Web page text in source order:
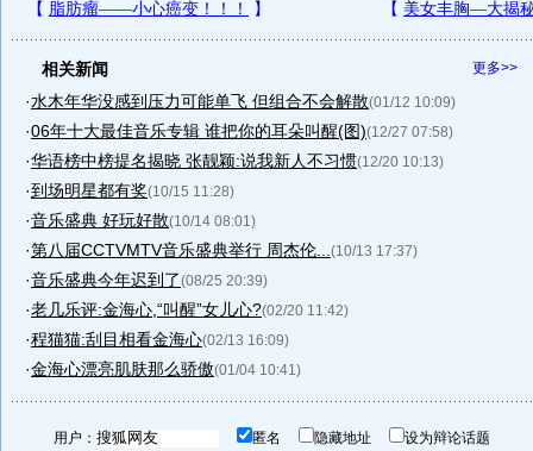
更多>>
相关新闻
·水木年华没感到压力可能单飞 但组合不会解散(01/12 10:09)
·06年十大最佳音乐专辑 谁把你的耳朵叫醒(图)(12/27 07:58)
·华语榜中榜提名揭晓 张靓颖:说我新人不习惯(12/20 10:13)
·到场明星都有奖(10/15 11:28)
·音乐盛典 好玩好散(10/14 08:01)
·第八届CCTVMTV音乐盛典举行 周杰伦... (10/13 17:37)
·音乐盛典今年迟到了(08/25 20:39)
·老几乐评:金海心,“叫醒”女儿心?(02/20 11:42)
·程猫猫:刮目相看金海心(02/13 16:09)
·金海心漂亮肌肤那么骄傲(01/04 10:41)
用户： 匿名 隐藏地址 设为辩论话题